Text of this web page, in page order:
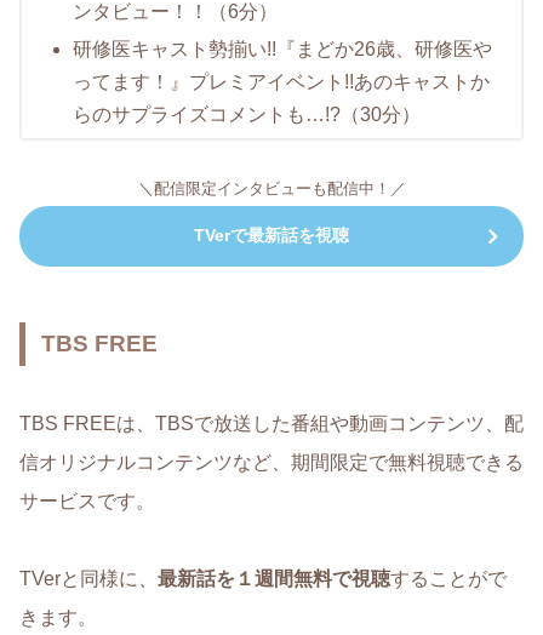
ンタビュー！！（6分）
研修医キャスト勢揃い!!『まどか26歳、研修医や
ってます！』プレミアイベント!!あのキャストか
らのサプライズコメントも…!?（30分）
＼配信限定インタビューも配信中！／
TVerで最新話を視聴
TBS FREE
TBS FREEは、TBSで放送した番組や動画コンテンツ、配
信オリジナルコンテンツなど、期間限定で無料視聴できる
サービスです。
TVerと同様に、 最新話を１週間無料で視聴することがで
きます。